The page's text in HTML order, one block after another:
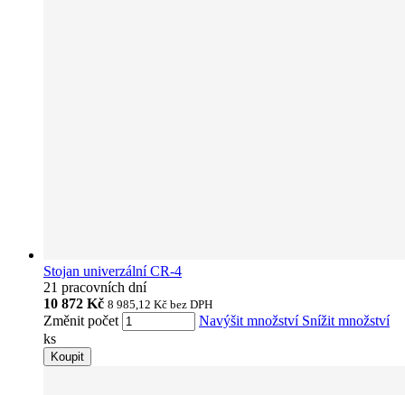
Stojan univerzální CR-4
21 pracovních dní
10 872 Kč 8 985,12 Kč bez DPH
Změnit počet Navýšit množství Snížit množství
ks
Koupit